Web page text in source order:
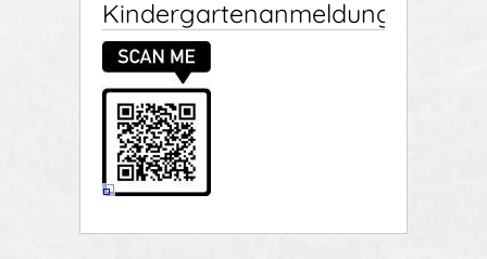
Kindergartenanmeldung